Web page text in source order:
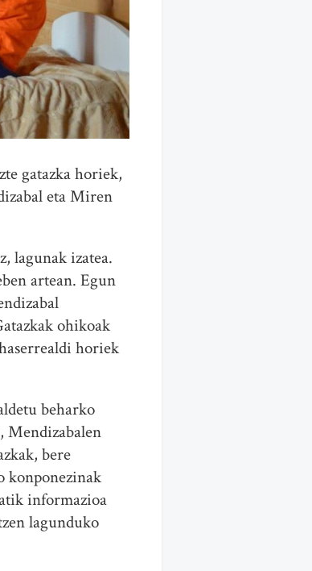
gatazka horiek,
eta Miren
lagunak izatea.
artean. Egun
ohikoak
horiek
beharko
Mendizabalen
bere
konponezinak
informazioa
lagunduko